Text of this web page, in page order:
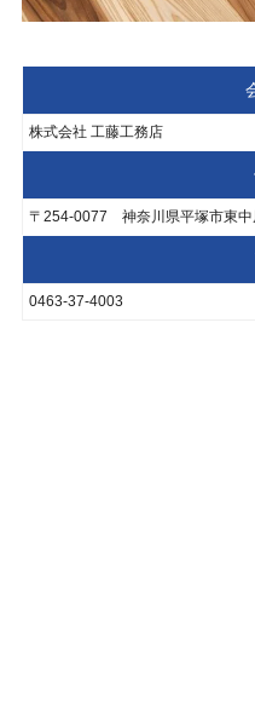
株式会社 工藤工務店
〒254-0077 神奈川県平塚市東中
0463-37-4003